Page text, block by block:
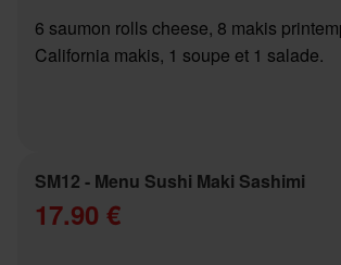
6 saumon rolls cheese, 8 makis
California makis, 1 soupe et 1 salade.
SM12 - Menu Sushi Maki Sashimi
17.90 €